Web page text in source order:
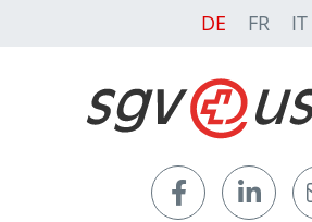
DE FR IT